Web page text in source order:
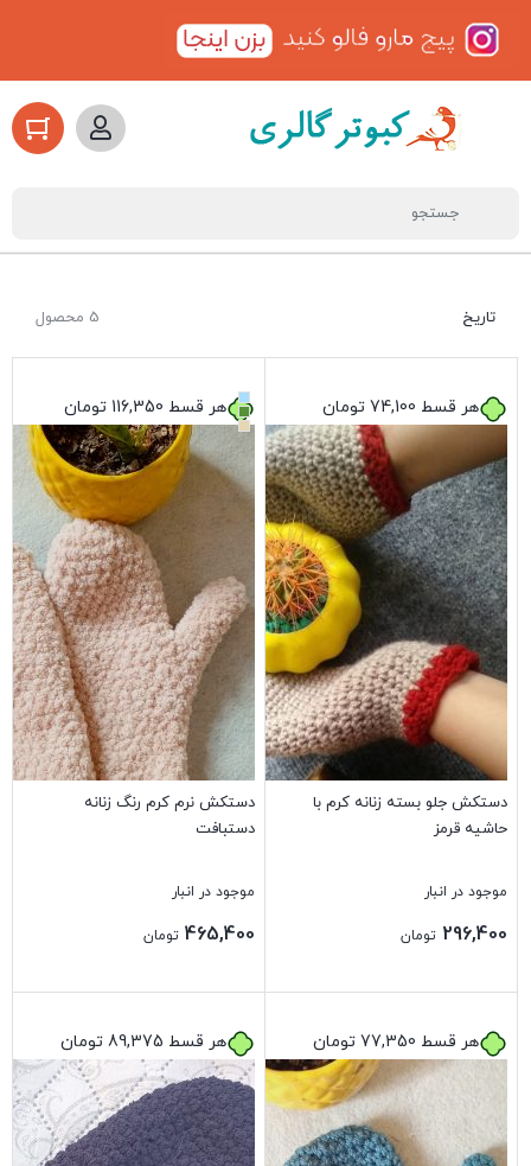
5 محصول تاریخ
هر قسط 74,100 تومان
دستکش جلو بسته زنانه کرم با
حاشیه قرمز
موجود در انبار
296,400 تومان
هر قسط 116,350 تومان
دستکش نرم کرم رنگ زنانه
دستبافت
موجود در انبار
465,400 تومان
هر قسط 77,350 تومان هر قسط 89,375 تومان